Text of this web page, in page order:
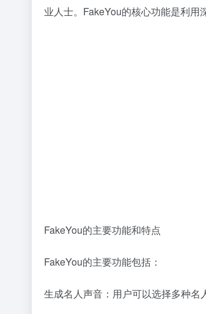
业人士。FakeYou的核心功能是利用
FakeYou的主要功能和特点
FakeYou的主要功能包括：
生成名人声音：用户可以选择多种名